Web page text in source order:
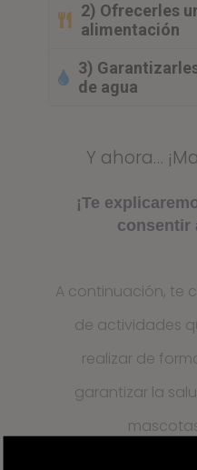
2) Ofrecerles
alimentación
3)
de agua
Y ahora…
¡Te
consentir
A continuación, te
de actividades
realizar de
garantizar la